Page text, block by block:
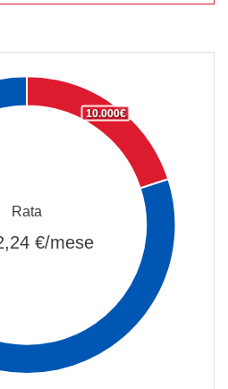
10.000€
Rata
€/mese